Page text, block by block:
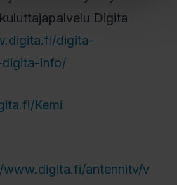
Digita
digita-
digita-info/
Kemi
www.digita.fi/antennitv/v